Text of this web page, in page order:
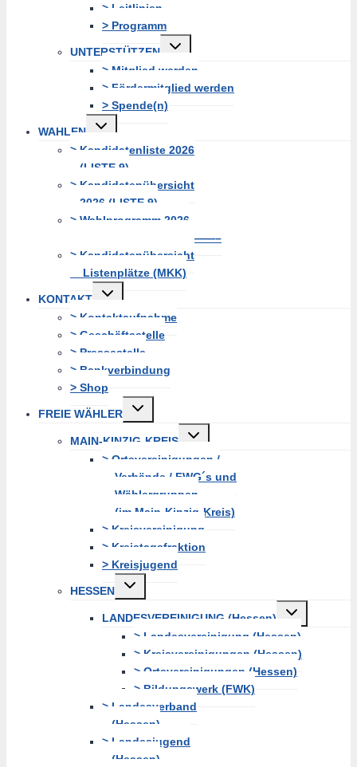
> Leitlinien
> Programm
UNTERSTÜTZEN
Untermenü
erweitern
> Mitglied werden
> Fördermitglied werden
> Spende(n)
WAHLEN
Untermenü
erweitern
> Kandidatenliste 2026
(LISTE 9)
> Kandidatenübersicht
2026 (LISTE 9)
> Wahlprogramm 2026
—————————————–
> Kandidatenübersicht
Listenplätze (MKK)
KONTAKT
Untermenü
erweitern
> Kontaktaufnahme
> Geschäftsstelle
> Pressestelle
> Bankverbindung
> Shop
FREIE WÄHLER
Untermenü
erweitern
MAIN-KINZIG-KREIS
Untermenü
erweitern
> Ortsvereinigungen /
Verbände / FWG´s und
Wählergruppen
(im Main-Kinzig-Kreis)
> Kreisvereinigung
> Kreistagsfraktion
> Kreisjugend
HESSEN
Untermenü
erweitern
LANDESVEREINIGUNG (Hessen)
Untermenü
erweitern
> Landesvereinigung (Hessen)
> Kreisvereinigungen (Hessen)
> Ortsvereinigungen (Hessen)
> Bildungswerk (FWK)
> Landesverband
(Hessen)
> Landesjugend
(Hessen)